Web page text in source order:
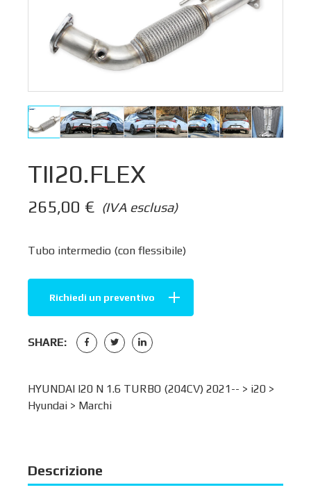
TII20.FLEX
(IVA esclusa)
265,00 €
Tubo intermedio (con flessibile)
Richiedi un preventivo
SHARE:
HYUNDAI I20 N 1.6 TURBO (204CV) 2021-- > i20 >
Hyundai > Marchi
Descrizione